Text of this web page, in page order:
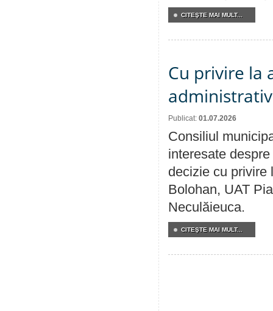
CITEŞTE MAI MULT...
Cu privire la
Publicat: 01.07.2026
Consiliul
interesate
decizie cu privire
Bolohan, UAT
Neculăieuca.
CITEŞTE MAI MULT...